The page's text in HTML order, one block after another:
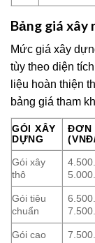
Bảng giá
Mức giá xây
tùy theo diện
liệu hoàn thiện
bảng giá tham
GÓI XÂY
DỰNG
ĐƠN
Gói xây
thô
Gói tiêu
chuẩn
Gói cao